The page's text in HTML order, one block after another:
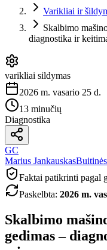
Varikliai ir
Skalbimo
diagnostika ir
varikliai sildymas
2026 m. vasario 25 d.
13 minučių
Diagnostika
GC
Marius Jankauskas
Faktai patikrinti pagal
Paskelbta: 2026 m.
Skalbimo
gedimas –